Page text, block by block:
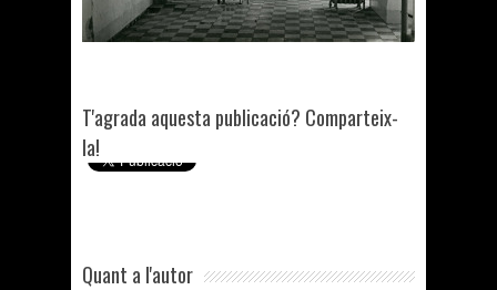
T'agrada aquesta publicació? Comparteix-
la!
Quant a l'autor